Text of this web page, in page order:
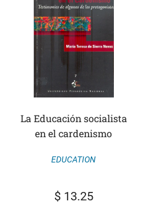
La Educación socialista
en el cardenismo
EDUCATION
$13.25